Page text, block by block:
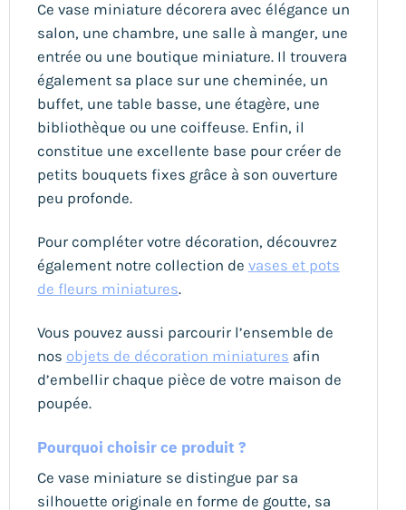
Ce vase miniature décorera avec élégance un
salon, une chambre, une salle à manger, une
entrée ou une boutique miniature. Il trouvera
également sa place sur une cheminée, un
buffet, une table basse, une étagère, une
bibliothèque ou une coiffeuse. Enfin, il
constitue une excellente base pour créer de
petits bouquets fixes grâce à son ouverture
peu profonde.
Pour compléter votre décoration, découvrez
également notre collection de vases et pots
de fleurs miniatures.
Vous pouvez aussi parcourir l’ensemble de
nos objets de décoration miniatures afin
d’embellir chaque pièce de votre maison de
poupée.
Pourquoi choisir ce produit ?
Ce vase miniature se distingue par sa
silhouette originale en forme de goutte, sa